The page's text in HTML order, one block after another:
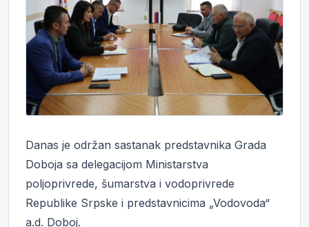
Danas je održan sastanak predstavnika Grada
Doboja sa delegacijom Ministarstva
poljoprivrede, šumarstva i vodoprivrede
Republike Srpske i predstavnicima „Vodovoda“
a.d. Doboj.